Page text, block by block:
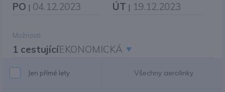
PO | 04.12.2023 ÚT | 19.12.2023
Možnosti
1 cestujícíEKONOMICKÁ
Jen přímé lety Všechny aerolinky